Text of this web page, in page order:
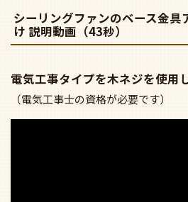
シーリングファンのベース金具
け 説明動画（43秒）
電気工事タイプを木ネジを使用
（電気工事士の資格が必要です）